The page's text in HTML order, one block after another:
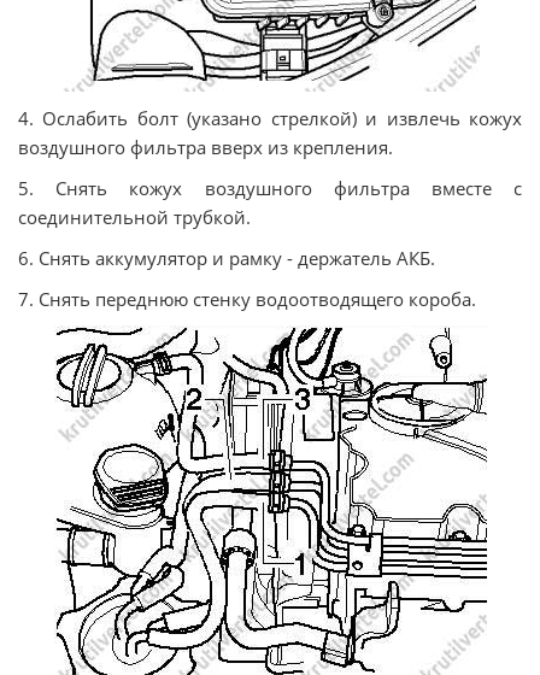
4. Ослабить болт (указано стрелкой) и извлечь кожух
воздушного фильтра вверх из крепления.
5. Снять кожух воздушного фильтра вместе с
соединительной трубкой.
6. Снять аккумулятор и рамку - держатель АКБ.
7. Снять переднюю стенку водоотводящего короба.